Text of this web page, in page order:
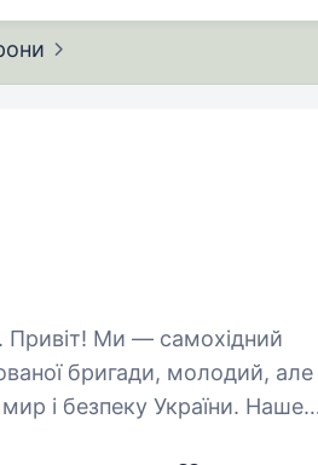
бригади, молодий, але
і безпеку України. Наше